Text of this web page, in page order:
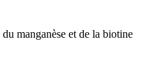
manganèse et de la biotine